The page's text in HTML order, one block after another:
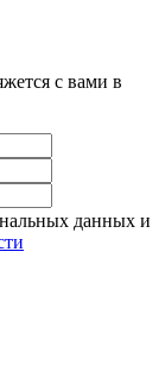
с вами в
данных и